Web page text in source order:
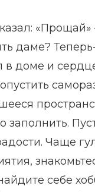
«Прощай»
даме?
в доме и
заполнить.
Чаще
себе